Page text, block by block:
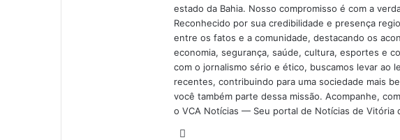
estado da Bahia. Nosso compromisso é com a
Reconhecido por sua credibilidade e presença
entre os fatos e a comunidade, destacando os
economia, segurança, saúde, cultura, esportes e
com o jornalismo sério e ético, buscamos levar ao
recentes, contribuindo para uma sociedade mais
você também parte dessa missão. Acompanhe,
o VCA Notícias — Seu portal de Notícias de Vitória